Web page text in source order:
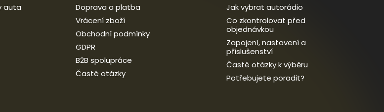
auta
Doprava a platba
Vrácení zboží
Obchodní podmínky
GDPR
B2B spolupráce
Časté otázky
Jak vybrat autorádio
Co zkontrolovat před
objednávkou
Zapojení, nastavení a
příslušenství
Časté otázky k výběru
Potřebujete poradit?